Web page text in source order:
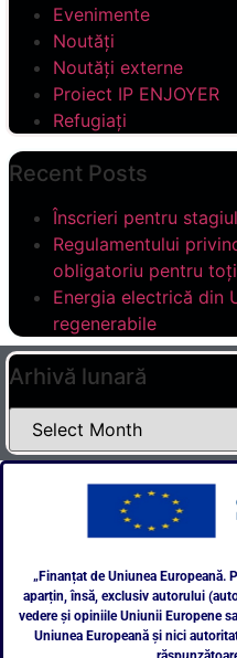
Evenimente
Noutăți
Noutăți externe
Proiect IP ENJOYER
Refugiați
Recent Posts
Înscrieri pentru
Regulamentului
obligatoriu pentru toți
Energia electrică din
regenerabile
Arhivă lunară
„Finanțat de Uniunea Europeană.
aparțin, însă, exclusiv autorului
vedere și opiniile Uniunii Europene
Uniunea Europeană și nici